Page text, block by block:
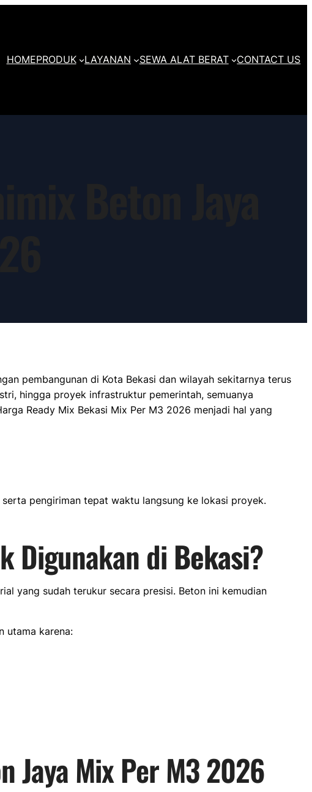
HOMEPRODUK LAYANAN SEWA ALAT BERAT CONTACT US
pembangunan di Kota Bekasi dan wilayah sekitarnya terus
hingga proyek infrastruktur pemerintah, semuanya
Ready Mix Bekasi Mix Per M3 2026 menjadi hal yang
pengiriman tepat waktu langsung ke lokasi proyek.
Digunakan diBekasi?
yang sudah terukur secara presisi. Beton ini kemudian
utama karena:
Jaya Mix Per M3 2026